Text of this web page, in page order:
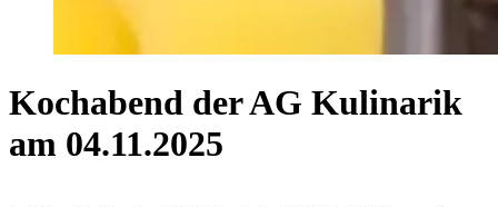
Kochabend der AG Kulinarik
am 04.11.2025